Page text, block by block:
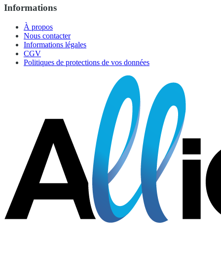
Informations
À propos
Nous contacter
Informations légales
CGV
Politiques de protections de vos données